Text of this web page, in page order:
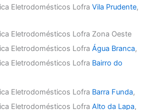
Eletrodomésticos LofraVila Prudente,
Eletrodomésticos Lofra Zona Oeste
Eletrodomésticos LofraÁgua Branca,
Eletrodomésticos Lofra Bairro do
Eletrodomésticos Lofra Barra Funda,
Eletrodomésticos LofraAlto da Lapa,